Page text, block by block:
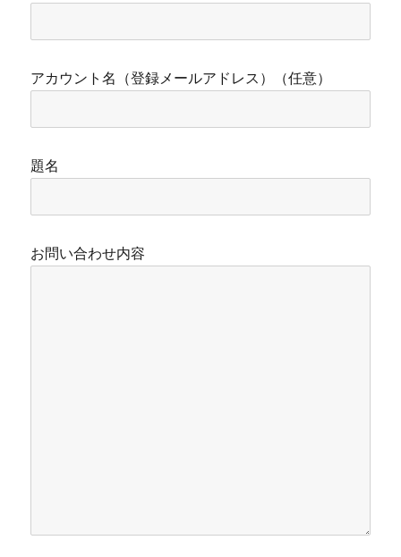
アカウント名（登録メールアドレス）（任意）
題名
お問い合わせ内容